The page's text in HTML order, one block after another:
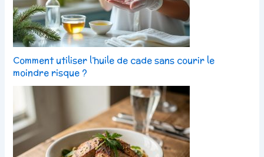
Comment utiliser l’huile de cade sans courir le
moindre risque ?